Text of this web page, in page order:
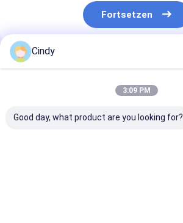
Fortsetzen
Empfohlene Produkte
Cindy
3:09 PM
Good day, what product are you looking for?